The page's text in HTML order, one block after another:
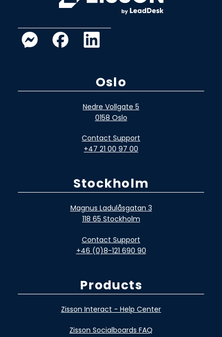
Oslo
Nedre Vollgate 5
0158 Oslo
Contact Support
+47 21 00 97 00
Stockholm
Magnus Ladulåsgatan 3
118 65 Stockholm
Contact Support
+46 (0)8-121 690 90
Products
Zisson Interact - Help Center
Zisson Socialboards FAQ